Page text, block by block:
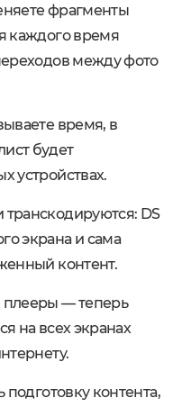
фрагменты
каждого время
между фото
время, в
будет
устройствах.
DS
экрана и сама
контент.
плееры ― теперь
на всех экранах
контента,